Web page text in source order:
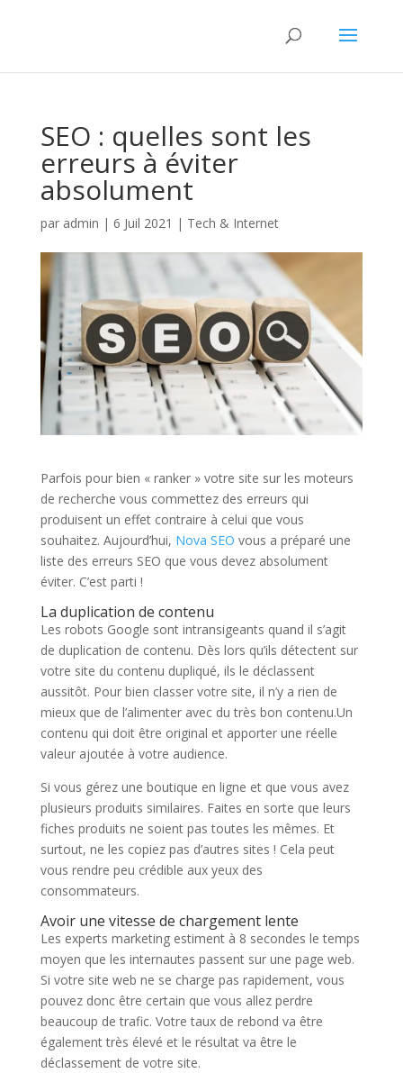
SEO : quelles sont les
erreurs à éviter
absolument
par admin | 6 Juil 2021 | Tech & Internet
Parfois pour bien « ranker » votre site sur les moteurs
de recherche vous commettez des erreurs qui
produisent un effet contraire à celui que vous
souhaitez. Aujourd’hui, Nova SEO vous a préparé une
liste des erreurs SEO que vous devez absolument
éviter. C’est parti !
La duplication de contenu
Les robots Google sont intransigeants quand il s’agit
de duplication de contenu. Dès lors qu’ils détectent sur
votre site du contenu dupliqué, ils le déclassent
aussitôt. Pour bien classer votre site, il n’y a rien de
mieux que de l’alimenter avec du très bon contenu.Un
contenu qui doit être original et apporter une réelle
valeur ajoutée à votre audience.
Si vous gérez une boutique en ligne et que vous avez
plusieurs produits similaires. Faites en sorte que leurs
fiches produits ne soient pas toutes les mêmes. Et
surtout, ne les copiez pas d’autres sites ! Cela peut
vous rendre peu crédible aux yeux des
consommateurs.
Avoir une vitesse de chargement lente
Les experts marketing estiment à 8 secondes le temps
moyen que les internautes passent sur une page web.
Si votre site web ne se charge pas rapidement, vous
pouvez donc être certain que vous allez perdre
beaucoup de trafic. Votre taux de rebond va être
également très élevé et le résultat va être le
déclassement de votre site.